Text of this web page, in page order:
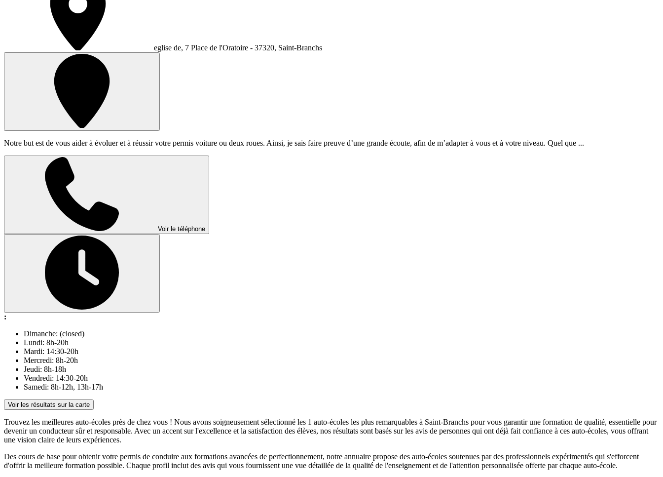
eglise de, 7 Place de l'Oratoire - 37320, Saint-Branchs
Notre but est de vous aider à évoluer et à réussir votre permis voiture ou deux roues. Ainsi, je sais faire preuve d’une grande écoute, afin de m’adapter à vous et à votre niveau. Quel que ...
Voir le téléphone
:
Dimanche: (closed)
Lundi: 8h-20h
Mardi: 14:30-20h
Mercredi: 8h-20h
Jeudi: 8h-18h
Vendredi: 14:30-20h
Samedi: 8h-12h, 13h-17h
Voir les résultats sur la carte
Trouvez les meilleures auto-écoles près de chez vous ! Nous avons soigneusement sélectionné les 1 auto-écoles les plus remarquables à Saint-Branchs pour vous garantir une formation de qualité, essentielle pour
devenir un conducteur sûr et responsable. Avec un accent sur l'excellence et la satisfaction des élèves, nos résultats sont basés sur les avis de personnes qui ont déjà fait confiance à ces auto-écoles, vous offrant
une vision claire de leurs expériences.
Des cours de base pour obtenir votre permis de conduire aux formations avancées de perfectionnement, notre annuaire propose des auto-écoles soutenues par des professionnels expérimentés qui s'efforcent
d'offrir la meilleure formation possible. Chaque profil inclut des avis qui vous fournissent une vue détaillée de la qualité de l'enseignement et de l'attention personnalisée offerte par chaque auto-école.